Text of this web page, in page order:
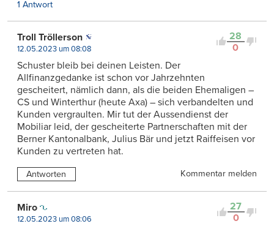
1 Antwort
28
0
Troll Tröllerson
12.05.2023 um 08:08
Schuster bleib bei deinen Leisten. Der
Allfinanzgedanke ist schon vor Jahrzehnten
gescheitert, nämlich dann, als die beiden Ehemaligen –
CS und Winterthur (heute Axa) – sich verbandelten und
Kunden vergraulten. Mir tut der Aussendienst der
Mobiliar leid, der gescheiterte Partnerschaften mit der
Berner Kantonalbank, Julius Bär und jetzt Raiffeisen vor
Kunden zu vertreten hat.
Antworten Kommentar melden
27
0
Miro
12.05.2023 um 08:06